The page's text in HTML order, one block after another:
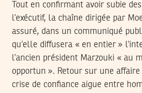
Tout en confirmant avoir subie
l’exécutif, la chaîne dirigée par
assuré, dans un communiqué
qu’elle diffusera « en entier »
l’ancien président Marzouki « au
opportun ». Retour sur une
crise de confiance aigue entre